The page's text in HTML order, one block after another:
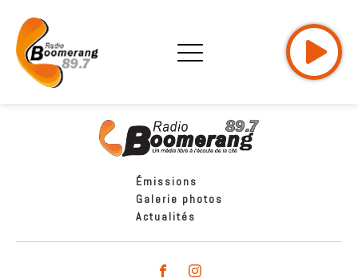
Émissions
Galerie photos
Actualités